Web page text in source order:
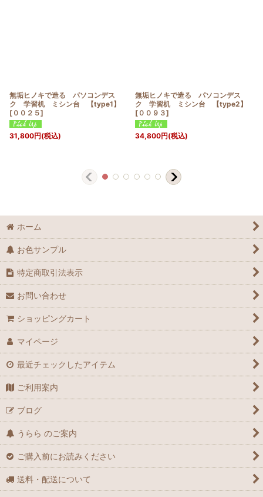
無垢ヒノキで造る パソコンデス
ク 学習机 ミシン台 【type1】
[ ００２５]
31,800円(税込)
無垢ヒノキで造る パソコンデス
ク 学習机 ミシン台 【type2】
[ ００９３]
34,800円(税込)
ホーム
お色サンプル
特定商取引法表示
お問い合わせ
ショッピングカート
マイページ
最近チェックしたアイテム
ご利用案内
ブログ
うらら のご案内
ご購入前にお読みください
送料・配送について